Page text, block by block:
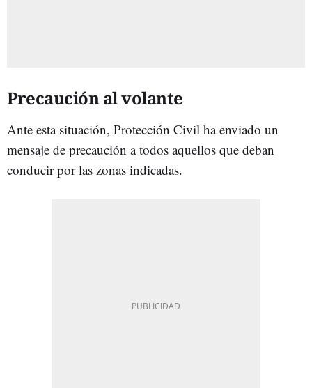
Precaución al volante
Ante esta situación, Protección Civil ha enviado un
mensaje de precaución a todos aquellos que deban
conducir por las zonas indicadas.